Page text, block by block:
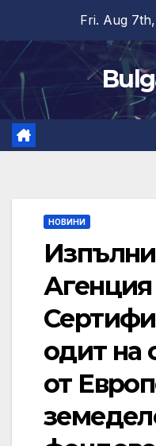
content
Fri. Aug
НОВИНИ
Агенция
одит на
от